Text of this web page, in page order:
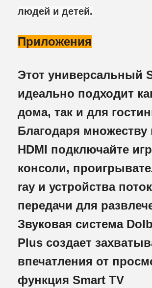
людей и детей.
Приложения
Этот универсальный
идеально подходит
дома, так и для
Благодаря множеству
HDMI подключайте
консоли,
ray и устройства
передачи для
Звуковая система
Plus создает
впечатления от
функция Smart TV